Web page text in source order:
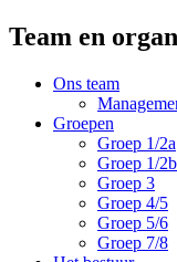
Team en
Ons team
Groepen
Groep 1/2a
Groep 1/2b
Groep 3
Groep 4/5
Groep 5/6
Groep 7/8